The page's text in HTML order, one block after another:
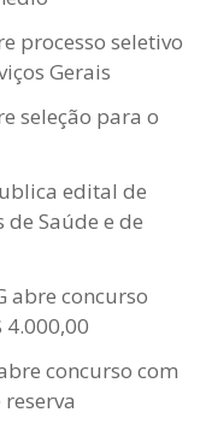
processo seletivo
Gerais
seleção para o
edital de
Saúde e de
abre concurso
concurso com